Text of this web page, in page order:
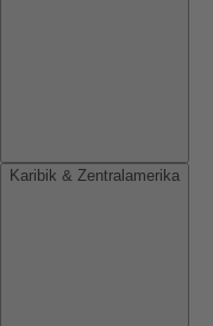
Karibik & Zentralamerika